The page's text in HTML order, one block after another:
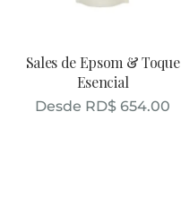
Sales de Epsom & Toque
Esencial
Desde RD$ 654.00